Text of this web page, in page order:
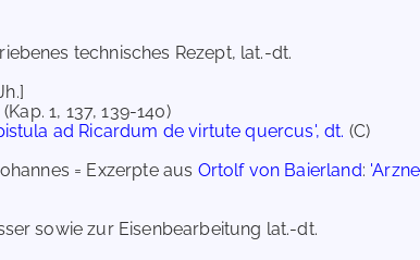
technisches Rezept, lat.-dt.
Jh.]
(Kap. 1, 137, 139-140)
ad Ricardum de virtute quercus', dt. (C)
= Exzerpte aus Ortolf von Baierland:
sowie zur Eisenbearbeitung lat.-dt.